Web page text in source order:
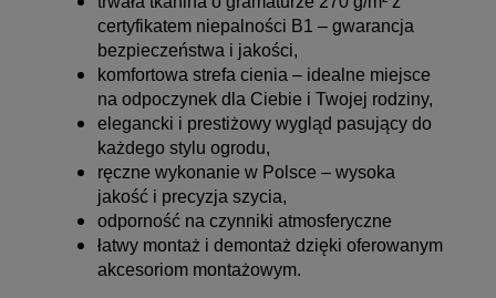
certyfikatem niepalności B1 – gwarancja
bezpieczeństwa i jakości,
komfortowa strefa cienia – idealne miejsce
na odpoczynek dla Ciebie i Twojej rodziny,
elegancki i prestiżowy wygląd pasujący do
każdego stylu ogrodu,
ręczne wykonanie w Polsce – wysoka
jakość i precyzja szycia,
odporność na czynniki atmosferyczne
łatwy montaż i demontaż dzięki oferowanym
akcesoriom montażowym.